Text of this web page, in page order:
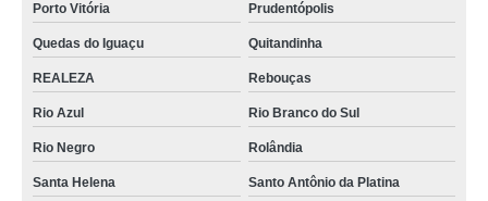
Porto Vitória Prudentópolis
Quedas do Iguaçu Quitandinha
REALEZA Rebouças
Rio Azul Rio Branco do Sul
Rio Negro Rolândia
Santa Helena Santo Antônio da Platina